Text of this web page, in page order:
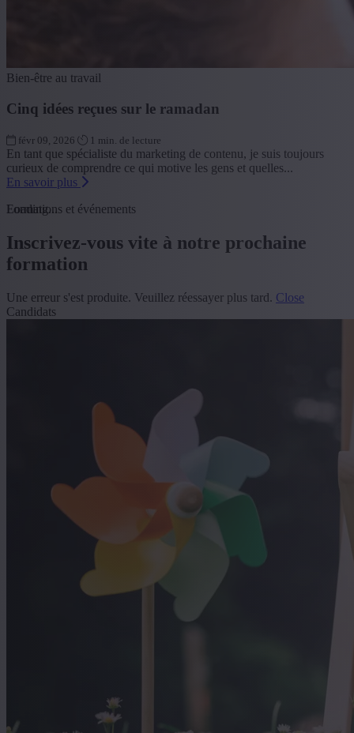
Bien-être au travail
Cinq idées reçues sur le ramadan
févr 09, 2026 1 min. de lecture
En tant que spécialiste du marketing de contenu, je suis toujours
curieux de comprendre ce qui motive les gens et quelles...
En savoir plus
Loading...
Formations et événements
Inscrivez-vous vite à notre prochaine
formation
Une erreur s'est produite. Veuillez réessayer plus tard. Close
Candidats